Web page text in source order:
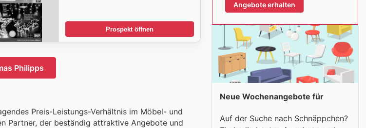
Prospekt öffnen
Philipps
Preis-Leistungs-Verhältnis im Möbel- und
Partner, der beständig attraktive Angebote und
Angebote erhalten
Neue Wochenangebote für
Auf der Suche nach Schnäppchen?